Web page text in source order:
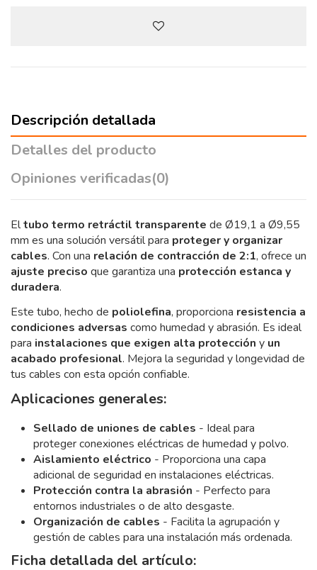
Descripción detallada
Detalles del producto
Opiniones verificadas(0)
Eltubo termo retráctil transparente de Ø19,1 a Ø9,55
mm es una solución versátil para proteger y organizar
cables. Con una relación de contracción de 2:1, ofrece un
ajuste preciso que garantiza una protección estanca y
duradera.
Este tubo, hecho de poliolefina, proporciona resistencia a
condiciones adversas como humedad y abrasión. Es ideal
para instalaciones que exigen alta protección y un
acabado profesional. Mejora la seguridad y longevidad de
tus cables con esta opción confiable.
Aplicaciones generales:
Sellado de uniones de cables - Ideal para
proteger conexiones eléctricas de humedad y polvo.
Aislamiento eléctrico - Proporciona una capa
adicional de seguridad en instalaciones eléctricas.
Protección contra la abrasión - Perfecto para
entornos industriales o de alto desgaste.
Organización de cables - Facilita la agrupación y
gestión de cables para una instalación más ordenada.
Ficha detallada del artículo: